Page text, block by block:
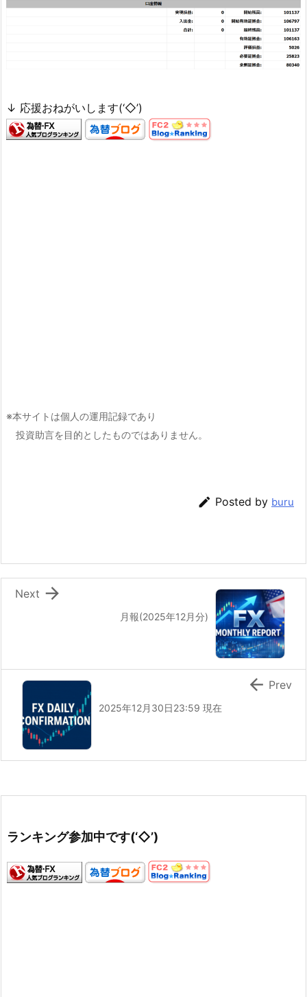
↓ 応援おねがいします(‘◇’)ゞ
※本サイトは個人の運用記録であり
投資助言を目的としたものではありません。
 Posted by buru
月報(2025年12月分)

Next
2025年12月30日23:59 現在
 Prev
ランキング参加中です(‘◇’)ゞ